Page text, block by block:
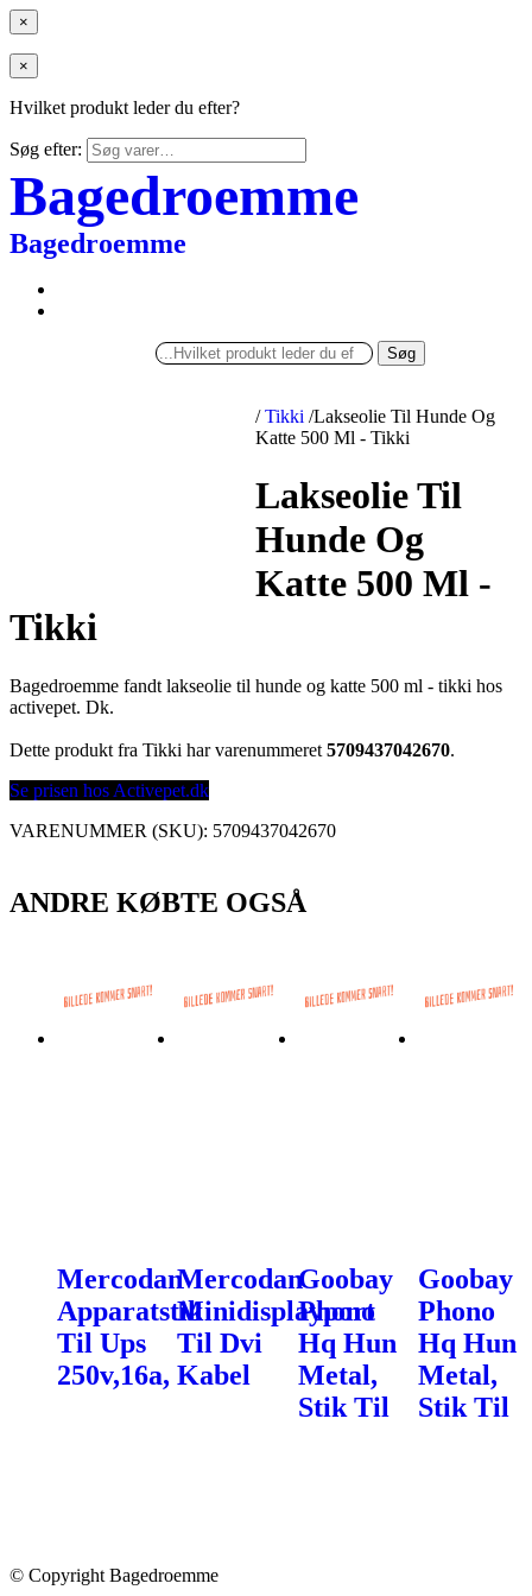
×
×
Hvilket produkt leder du efter?
Søg efter:
Bagedroemme
Bagedroemme
Søg
/ Tikki /Lakseolie Til Hunde Og
Katte 500 Ml - Tikki
Lakseolie Til
Hunde Og
Katte 500 Ml -
Tikki
Bagedroemme fandt lakseolie til hunde og katte 500 ml - tikki hos
activepet. Dk.
Dette produkt fra Tikki har varenummeret 5709437042670.
Se prisen hos Activepet.dk
VARENUMMER (SKU): 5709437042670
ANDRE KØBTE OGSÅ
Mercodan
Apparatstik
Til Ups
250v,16a,
Mercodan
Minidisplayport
Til Dvi
Kabel
Goobay
Phono
Hq Hun
Metal,
Stik Til
Goobay
Phono
Hq Hun
Metal,
Stik Til
© Copyright Bagedroemme